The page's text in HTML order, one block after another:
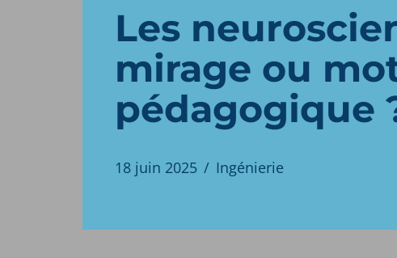
Les
mirage ou
pédagogique
18 juin 2025 Ingénierie